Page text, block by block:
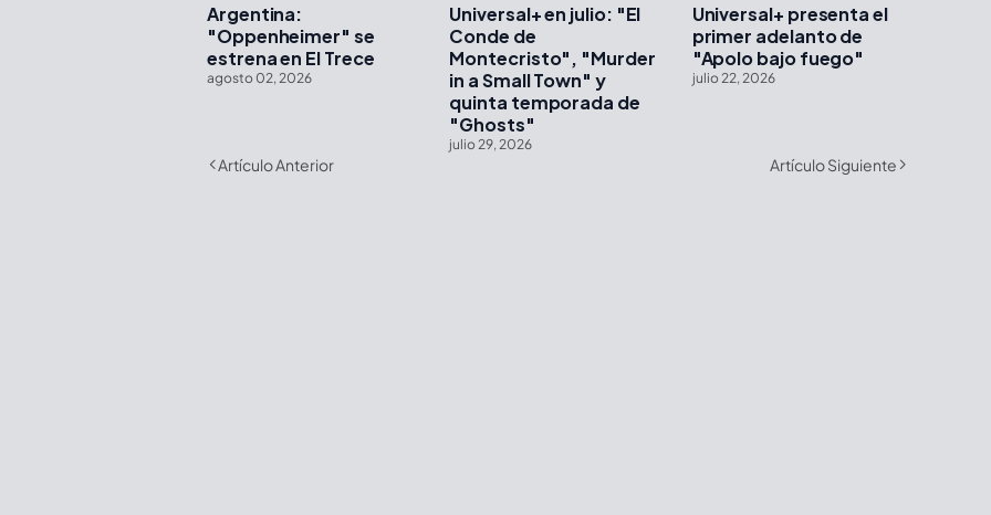
Argentina:
"Oppenheimer" se
estrena en El Trece
agosto 02, 2026
Universal+ en julio: "El
Conde de
Montecristo", "Murder
in a Small Town" y
quinta temporada de
"Ghosts"
julio 29, 2026
Universal+ presenta el
primer adelanto de
"Apolo bajo fuego"
julio 22, 2026
Artículo Anterior Artículo Siguiente